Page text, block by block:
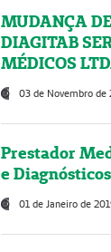
MUDANÇA
DIAGITAB
MÉDICOS
03 de Novembro de
Prestador
e
01 de Janeiro de